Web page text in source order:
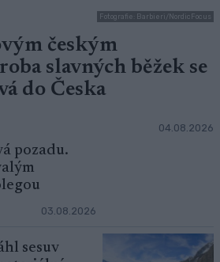
Fotografie: Barbieri/NordicFocus
českým
slavných běžek se
do Česka
04.08.2026
pozadu.
03.08.2026
sesuv